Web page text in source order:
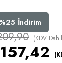
%25 İndirim
(KDV